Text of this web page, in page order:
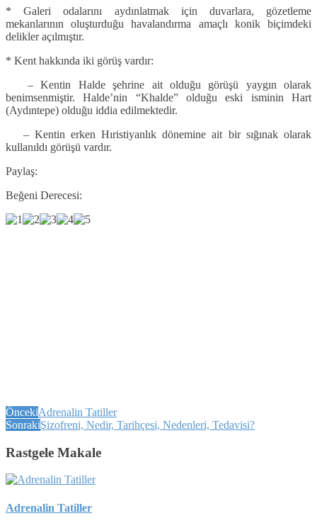
* Galeri odalarını aydınlatmak için duvarlara, gözetleme
mekanlarının oluşturduğu havalandırma amaçlı konik biçimdeki
delikler açılmıştır.
* Kent hakkında iki görüş vardır:
– Kentin Halde şehrine ait olduğu görüşü yaygın olarak
benimsenmiştir. Halde’nin “Khalde” olduğu eski isminin Hart
(Aydıntepe) olduğu iddia edilmektedir.
– Kentin erken Hıristiyanlık dönemine ait bir sığınak olarak
kullanıldı görüşü vardır.
Paylaş:
Beğeni Derecesi:
ÖncekiAdrenalin Tatiller
SonrakiŞizofreni, Nedir, Tarihçesi, Nedenleri, Tedavisi?
Rastgele Makale
Adrenalin Tatiller